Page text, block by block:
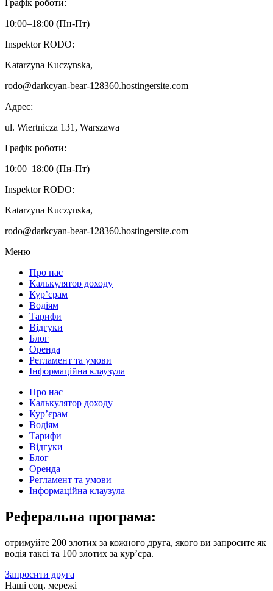
Графік роботи:
‌10:00–18:00 (‌Пн-Пт)
Inspektor RODO:
Katarzyna Kuczynska,
rodo@darkcyan-bear-128360.hostingersite.com
Адрес:
ul. Wiertnicza 131, Warszawa
Графік роботи:
‌10:00–18:00 (‌Пн-Пт)
Inspektor RODO:
Katarzyna Kuczynska,
rodo@darkcyan-bear-128360.hostingersite.com
Меню
Про нас
Калькулятор доходу
Кур’єрам
Водіям
Тарифи
Відгуки
Блог
Оренда
Регламент та умови
Інформаційна клаузула
Про нас
Калькулятор доходу
Кур’єрам
Водіям
Тарифи
Відгуки
Блог
Оренда
Регламент та умови
Інформаційна клаузула
Реферальна програма:
отримуйте 200 злотих за кожного друга, якого ви запросите як
водія таксі та 100 злотих за кур’єра.
Запросити друга
Наші соц. мережі